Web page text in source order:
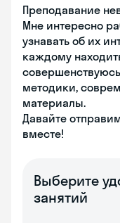
Преподавание
Мне интересно
узнавать об их
каждому
методики,
материалы.
Давайте
вместе!
Выберите
занятий